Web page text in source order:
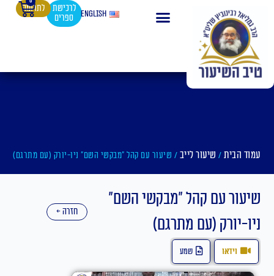
English
לרכישת
ספרים
לתרומה
עגלת
עמוד הבית/ שיעור לייב / שיעור עם קהל "מבקשי השם" ניו-יורק (עם מתרגם)
שיעור עם קהל "מבקשי השם"
ניו-יורק (עם מתרגם)
חזרה ←
וידאו שמע